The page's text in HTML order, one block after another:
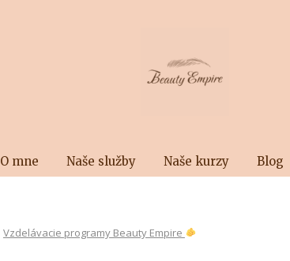
O mne Naše služby Naše kurzy Blog
Vzdelávacie programy Beauty Empire